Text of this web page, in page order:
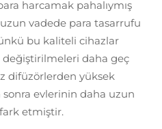
harcamak pahalıymış
vadede para tasarrufu
bu kaliteli cihazlar
daha geç
difüzörlerden yüksek
evlerinin daha uzun
etmiştir.